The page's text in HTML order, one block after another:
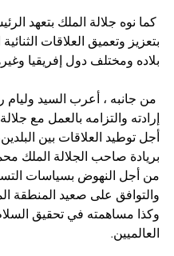
كما نوه جلالة الملك بتعهد
بتعزيز وتعميق العلاقات الثنائية
بلاده ومختلف دول إفريقيا
من جانبه ، أعرب السيد وليام
إرادته والتزامه بالعمل مع
أجل توطيد العلاقات بين
بريادة صاحب الجلالة الملك
من أجل النهوض بسياسات
والتوافق على صعيد المنطقة
وكذا مساهمته في تحقيق
العالميين.